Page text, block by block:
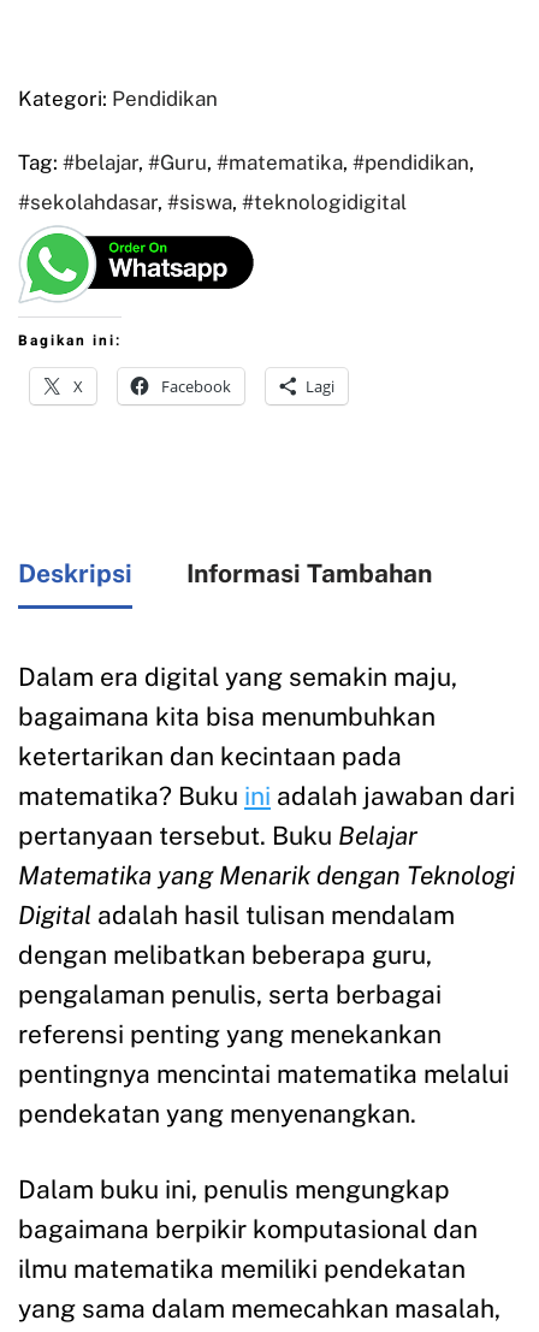
Kategori: Pendidikan
Tag: #belajar, #Guru, #matematika, #pendidikan,
#sekolahdasar, #siswa, #teknologidigital
Bagikan ini:
X Facebook Lagi
Deskripsi Informasi Tambahan
Dalam era digital yang semakin maju,
bagaimana kita bisa menumbuhkan
ketertarikan dan kecintaan pada
matematika? Buku ini adalah jawaban dari
pertanyaan tersebut. Buku Belajar
Matematika yang Menarik dengan Teknologi
Digital adalah hasil tulisan mendalam
dengan melibatkan beberapa guru,
pengalaman penulis, serta berbagai
referensi penting yang menekankan
pentingnya mencintai matematika melalui
pendekatan yang menyenangkan.
Dalam buku ini, penulis mengungkap
bagaimana berpikir komputasional dan
ilmu matematika memiliki pendekatan
yang sama dalam memecahkan masalah,